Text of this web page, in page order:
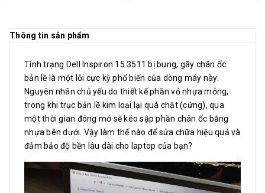
Thông tin sản phẩm
Tình trạng Dell Inspiron 15 3511 bị bung, gãy chân ốc
bản lề là một lỗi cực kỳ phổ biến của dòng máy này.
Nguyên nhân chủ yếu do thiết kế phần vỏ nhựa mỏng,
trong khi trục bản lề kim loại lại quá chặt (cứng), qua
một thời gian đóng mở sẽ kéo sập phần chân ốc bằng
nhựa bên dưới. Vậy làm thế nào để sửa chữa hiệu quả và
đảm bảo độ bền lâu dài cho laptop của bạn?